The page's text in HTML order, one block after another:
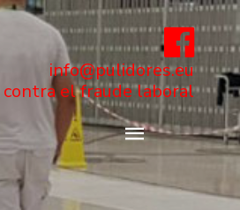
info@pulidores.eu
contra el fraude laboral